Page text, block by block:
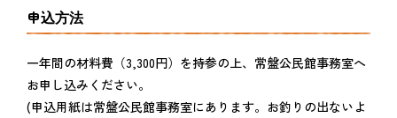
申込方法
一年間の材料費（3,300円）を持参の上、常盤公民館事務室へ
お申し込みください。
(申込用紙は常盤公民館事務室にあります。お釣りの出ないよ